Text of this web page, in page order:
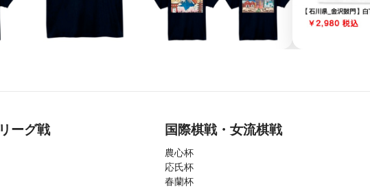
ーグ戦 国際棋戦・女流棋戦
農心杯
応氏杯
春蘭杯